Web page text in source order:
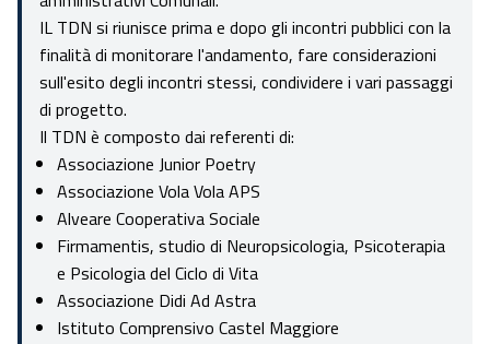
IL TDN si riunisce prima e dopo gli incontri pubblici con la
finalità di monitorare l'andamento, fare considerazioni
sull'esito degli incontri stessi, condividere i vari passaggi
di progetto.
Il TDN è composto dai referenti di:
Associazione Junior Poetry
Associazione Vola Vola APS
Alveare Cooperativa Sociale
Firmamentis, studio di Neuropsicologia, Psicoterapia
e Psicologia del Ciclo di Vita
Associazione Didi Ad Astra
Istituto Comprensivo Castel Maggiore